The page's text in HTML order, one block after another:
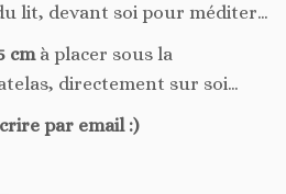
lit, devant soi pour méditer…
cmà placer sous la
directement sur soi…
par email :)